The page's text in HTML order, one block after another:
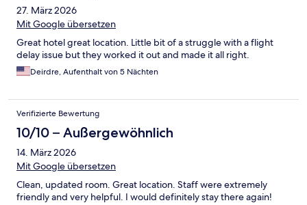
27. März 2026
Mit Google übersetzen
Great hotel great location. Little bit of a struggle with a flight
delay issue but they worked it out and made it all right.
Deirdre, Aufenthalt von 5 Nächten
Verifizierte Bewertung
10/10 – Außergewöhnlich
14. März 2026
Mit Google übersetzen
Clean, updated room. Great location. Staff were extremely
friendly and very helpful. I would definitely stay there again!